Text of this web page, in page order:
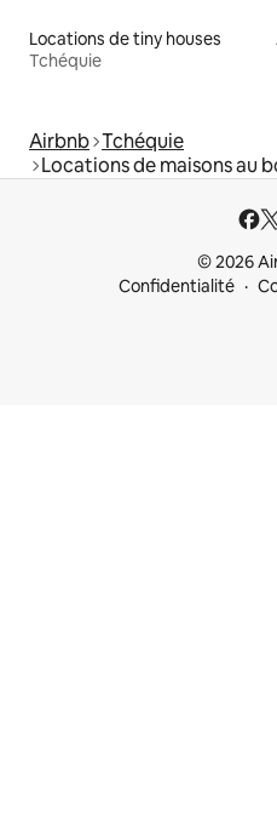
Locations de tiny houses
Tchéquie
Airbnb Tchéquie
Locations de maisons au
© 2026
Confidentialité